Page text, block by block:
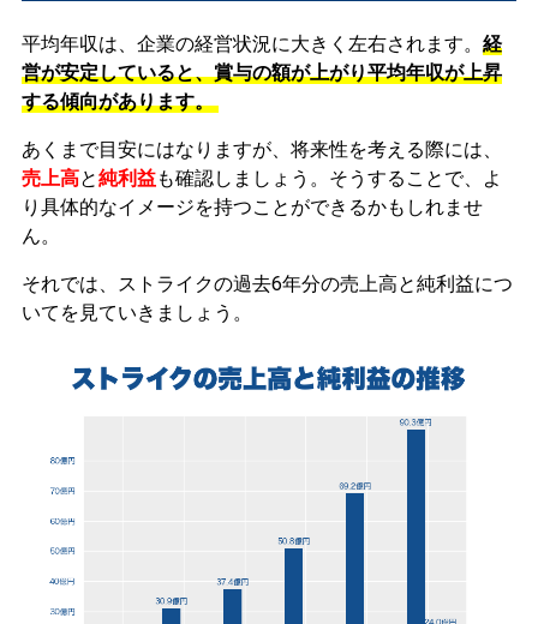
平均年収は、企業の経営状況に大きく左右されます。 経
営が安定していると、賞与の額が上がり平均年収が上昇
する傾向があります。
あくまで目安にはなりますが、将来性を考える際には、
売上高と純利益も確認しましょう。そうすることで、よ
り具体的なイメージを持つことができるかもしれませ
ん。
それでは、ストライクの過去6年分の売上高と純利益につ
いてを見ていきましょう。